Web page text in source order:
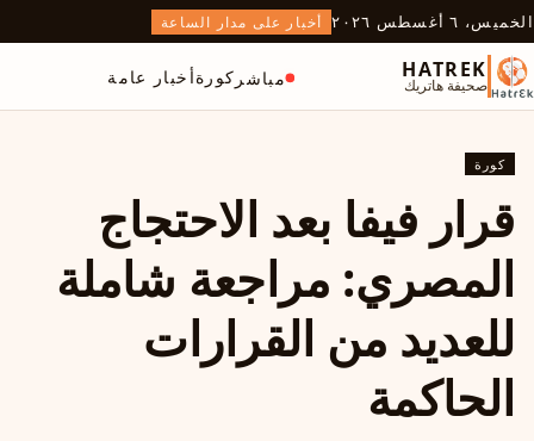
الخميس، ٦ أغسطس ٢٠٢٦ أخبار على مدار الساعة
HATREK
صحيفة هاتريك مباشر كورةأخبار عامة
كورة
قرار فيفا بعد الاحتجاج
المصري: مراجعة شاملة
للعديد من القرارات
الحاكمة